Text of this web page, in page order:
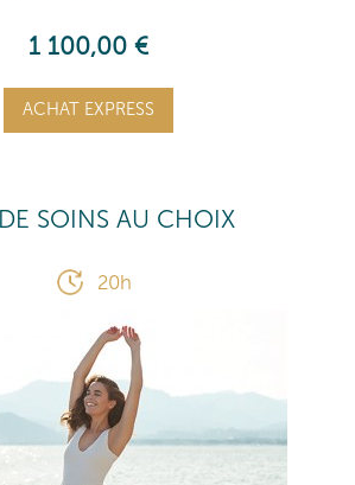
1 100,00 €
ACHAT EXPRESS
SOINS AU CHOIX
20h